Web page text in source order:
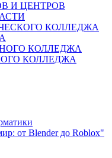
И ЦЕНТРОВ
КОЛЛЕДЖА
КОЛЛЕДЖА
КОЛЛЕДЖА
от Blender до Roblox"